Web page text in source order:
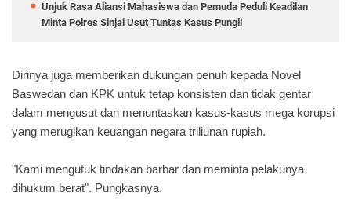
Unjuk Rasa Aliansi Mahasiswa dan Pemuda Peduli Keadilan
Minta Polres Sinjai Usut Tuntas Kasus Pungli
Dirinya juga memberikan dukungan penuh kepada Novel
Baswedan dan KPK untuk tetap konsisten dan tidak gentar
dalam mengusut dan menuntaskan kasus-kasus mega korupsi
yang merugikan keuangan negara triliunan rupiah.
"Kami mengutuk tindakan barbar dan meminta pelakunya
dihukum berat". Pungkasnya.